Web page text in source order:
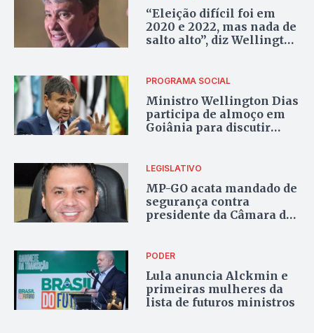
“Eleição difícil foi em
2020 e 2022, mas nada de
salto alto”, diz Wellington
PROGRAMA SOCIAL
Ministro Wellington Dias
participa de almoço em
Goiânia para discutir
LEGISLATIVO
MP-GO acata mandado de
segurança contra
presidente da Câmara de
PODER
Lula anuncia Alckmin e
primeiras mulheres da
lista de futuros ministros